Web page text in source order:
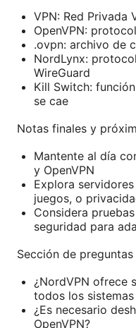
VPN: Red Privada
OpenVPN:
.ovpn: archivo de
NordLynx:
WireGuard
Kill Switch:
se cae
Notas finales y
Mantente al día
y OpenVPN
Explora
juegos, o
Considera
seguridad para
Sección de
¿NordVPN ofrece
todos los
¿Es necesario
OpenVPN?